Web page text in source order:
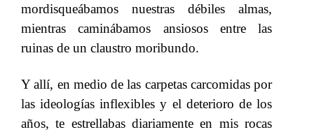
mordisqueábamos nuestras débiles almas,
mientras caminábamos ansiosos entre las
ruinas de un claustro moribundo.
Y allí, en medio de las carpetas carcomidas por
las ideologías inflexibles y el deterioro de los
años, te estrellabas diariamente en mis rocas